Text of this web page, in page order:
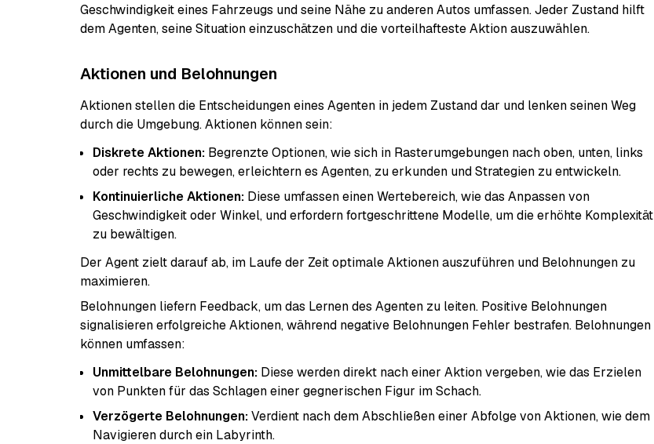
Geschwindigkeit eines Fahrzeugs und seine Nähe zu anderen Autos umfassen. Jeder Zustand hilft
dem Agenten, seine Situation einzuschätzen und die vorteilhafteste Aktion auszuwählen.
Aktionen und Belohnungen
Aktionen stellen die Entscheidungen eines Agenten in jedem Zustand dar und lenken seinen Weg
durch die Umgebung. Aktionen können sein:
Diskrete Aktionen: Begrenzte Optionen, wie sich in Rasterumgebungen nach oben, unten, links
oder rechts zu bewegen, erleichtern es Agenten, zu erkunden und Strategien zu entwickeln.
Kontinuierliche Aktionen: Diese umfassen einen Wertebereich, wie das Anpassen von
Geschwindigkeit oder Winkel, und erfordern fortgeschrittene Modelle, um die erhöhte Komplexität
zu bewältigen.
Der Agent zielt darauf ab, im Laufe der Zeit optimale Aktionen auszuführen und Belohnungen zu
maximieren.
Belohnungen liefern Feedback, um das Lernen des Agenten zu leiten. Positive Belohnungen
signalisieren erfolgreiche Aktionen, während negative Belohnungen Fehler bestrafen. Belohnungen
können umfassen:
Unmittelbare Belohnungen: Diese werden direkt nach einer Aktion vergeben, wie das Erzielen
von Punkten für das Schlagen einer gegnerischen Figur im Schach.
Verzögerte Belohnungen:Verdient nach dem Abschließen einer Abfolge von Aktionen, wie dem
Navigieren durch ein Labyrinth.